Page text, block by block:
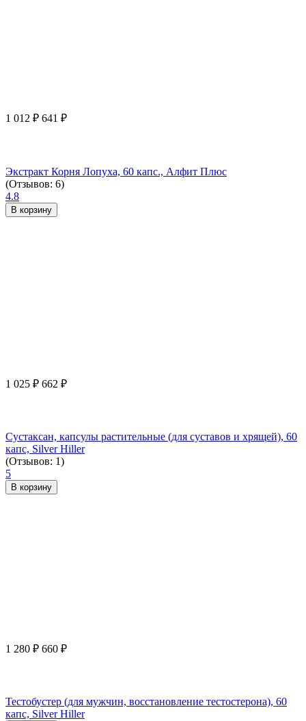
1 012 ₽ 641 ₽
Экстракт Корня Лопуха, 60 капс., Алфит Плюс
(Отзывов: 6)
4.8
В корзину
1 025 ₽ 662 ₽
Сустаксан, капсулы растительные (для суставов и хрящей), 60
капс, Silver Hiller
(Отзывов: 1)
5
В корзину
1 280 ₽ 660 ₽
Тестобустер (для мужчин, восстановление тестостерона), 60
капс, Silver Hiller